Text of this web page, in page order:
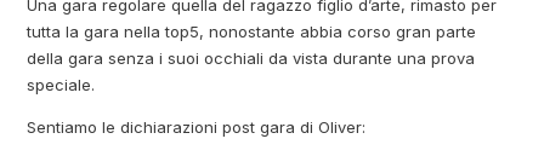
Una gara regolare quella del ragazzo figlio d’arte, rimasto per
tutta la gara nella top5, nonostante abbia corso gran parte
della gara senza i suoi occhiali da vista durante una prova
speciale.
Sentiamo le dichiarazioni post gara di Oliver: